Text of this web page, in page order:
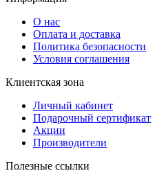
О нас
Оплата и доставка
Политика безопасности
Условия соглашения
Клиентская зона
Личный кабинет
Подарочный сертификат
Акции
Производители
Полезные ссылки